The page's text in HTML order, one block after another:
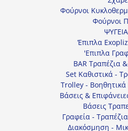
Φούρνοι
Φούρνοι
ΨΥΓΕΙΑ
Έπιπλα
'Επιπλα
BAR Τραπέζια
Set Καθιστικά -
Trolley - Βοηθητικά
Βάσεις &
Βάσεις
Γραφεία -
Διακόσμηση -